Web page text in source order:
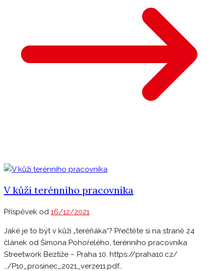
V kůži terénního pracovníka
Příspěvek od 16/12/2021
Jaké je to být v kůži „teréňáka“? Přečtěte si na straně 24
článek od Šimona Pohořelého, terénního pracovníka
Streetwork Beztíže – Praha 10. https://praha10.cz/
…/P10_prosinec_2021_verze11.pdf…